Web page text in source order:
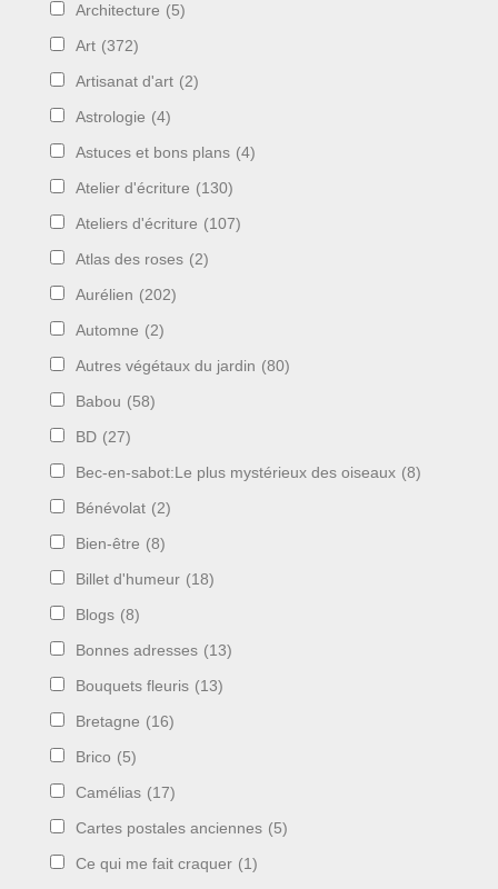
Architecture (5)
Art (372)
Artisanat d'art (2)
Astrologie (4)
Astuces et bons plans (4)
Atelier d'écriture (130)
Ateliers d'écriture (107)
Atlas des roses (2)
Aurélien (202)
Automne (2)
Autres végétaux du jardin (80)
Babou (58)
BD (27)
Bec-en-sabot:Le plus mystérieux des oiseaux (8)
Bénévolat (2)
Bien-être (8)
Billet d'humeur (18)
Blogs (8)
Bonnes adresses (13)
Bouquets fleuris (13)
Bretagne (16)
Brico (5)
Camélias (17)
Cartes postales anciennes (5)
Ce qui me fait craquer (1)